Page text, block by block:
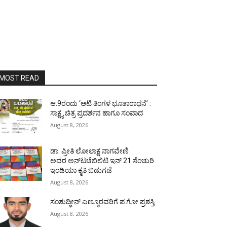
READ
ಆ.9ರಂದು ‘ಆಟಿ ತಿಂಗಳ ಭೂತಾರಾಧನೆ’ :
ಸಾಕ್ಷ್ಯ ಚಿತ್ರ ಪ್ರದರ್ಶನ ಹಾಗೂ ಸಂವಾದ
August 8, 2026
ಡಾ. ಪ್ರೀತಿ ಲೋಲಾಕ್ಷ ನಾಗವೇಣಿ
ಅವರ ಅನ್‌ಟಚೆಬಿಲಿಟಿ ಇನ್ 21 ಸೆಂಚುರಿ
ಇಂಡಿಯಾ ಕೃತಿ ಬಿಡುಗಡೆ
August 8, 2026
ಸಂಶುದ್ಧೀನ್ ಎಣ್ಮೂರವರಿಗೆ ಪ.ಗೋ ಪ್ರಶಸ್ತಿ
August 8, 2026